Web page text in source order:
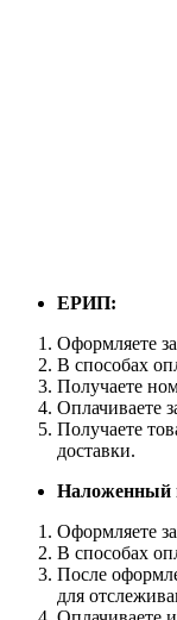
ЕРИП:
Оформляете
В способах
Получаете
Оплачиваете
Получаете
доставки.
Наложенный
Оформляете
В способах
После
для